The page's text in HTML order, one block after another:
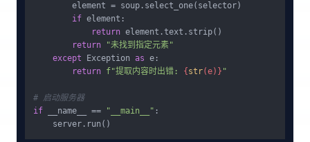
        element = soup.select_one(selector)
if element:
return element.text.strip()
return
"未找到指定元素"
except Exception as e:
return f"提取内容时出错: { str(e)} "
# 启动服务器
if __name__ == "__main__" :